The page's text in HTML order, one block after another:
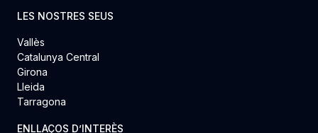
LES NOSTRES SEUS
Vallès
Catalunya Central
Girona
Lleida
Tarragona
ENLLAÇOS D’INTERÈS